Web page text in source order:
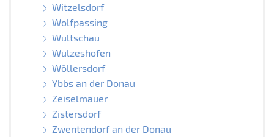
Witzelsdorf
Wolfpassing
Wultschau
Wulzeshofen
Wöllersdorf
Ybbs an der Donau
Zeiselmauer
Zistersdorf
Zwentendorf an der Donau